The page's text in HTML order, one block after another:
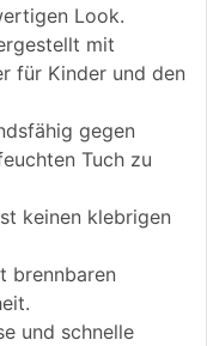
Look.
mit
für Kinder und den
gegen
Tuch zu
keinen klebrigen
brennbaren
und schnelle